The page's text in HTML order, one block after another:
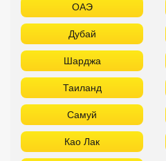
ОАЭ
Дубай
Шарджа
Таиланд
Самуй
Као Лак